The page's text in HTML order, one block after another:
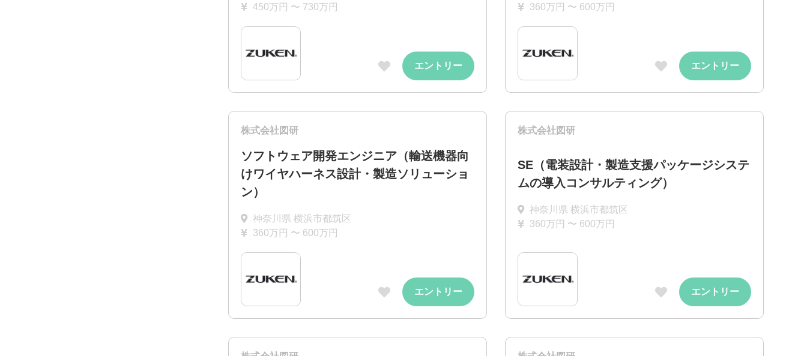
450万円 〜 730万円
エントリー
360万円 〜 600万円
エントリー
株式会社図研
ソフトウェア開発エンジニア（輸送機器向
けワイヤハーネス設計・製造ソリューショ
ン）
神奈川県 横浜市都筑区
360万円 〜 600万円
エントリー
株式会社図研
SE（電装設計・製造支援パッケージシステ
ムの導入コンサルティング）
神奈川県 横浜市都筑区
360万円 〜 600万円
エントリー